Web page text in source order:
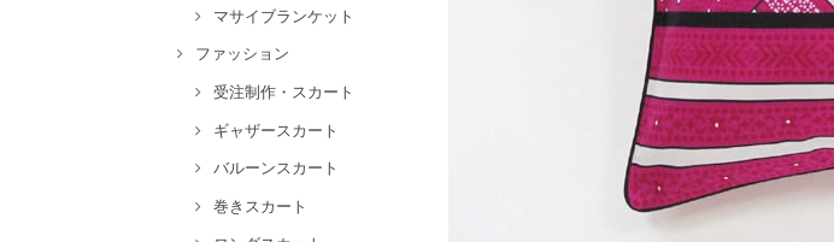
マサイブランケット
ファッション
受注制作・スカート
ギャザースカート
バルーンスカート
巻きスカート